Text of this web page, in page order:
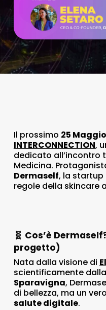
Il prossimo 25 Maggio
INTERCONNECTION,
dedicato all’incontro
Medicina.
Dermaself, la startup
regole della skincare
🧬 Cos’è
progetto)
Nata dalla visione di
scientificamente dalla
Sparavigna,
di bellezza, ma un
salute digitale.